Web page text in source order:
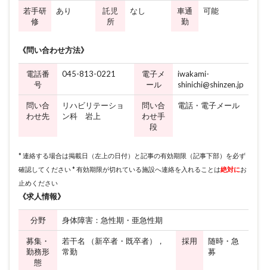
若手研
修
あり
託児
所
なし
車通
勤
可能
《問い合わせ方法》
電話番
号
045-813-0221
電子メ
ール
iwakami-
shinichi@shinzen.jp
問い合
わせ先
リハビリテーショ
ン科 岩上
問い合
わせ手
段
電話・電子メール
* 連絡する場合は掲載日（左上の日付）と記事の有効期限（記事下部）を必ず
確認してください * 有効期限が切れている施設へ連絡を入れることは絶対にお
止めください
《求人情報》
分野 身体障害：急性期・亜急性期
募集・
勤務形
態
若干名 （新卒者・既卒者），
常勤
採用
随時・急
募